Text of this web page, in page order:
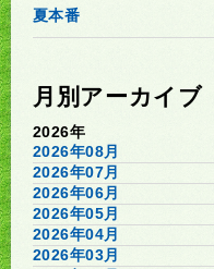
夏本番
月別アーカイブ
2026年
2026年08月
2026年07月
2026年06月
2026年05月
2026年04月
2026年03月